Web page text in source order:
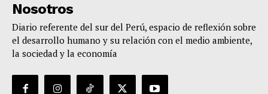
Nosotros
Diario referente del sur del Perú, espacio de reflexión sobre
el desarrollo humano y su relación con el medio ambiente,
la sociedad y la economía